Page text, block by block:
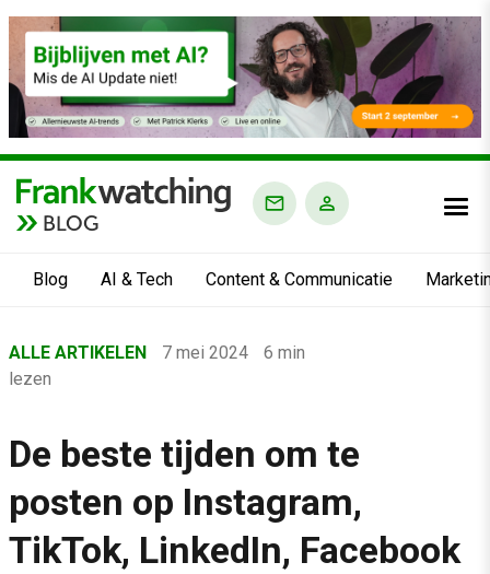
BLOG
Blog AI & Tech Content & Communicatie
›
Alle artikelen
›
De beste tijden om te posten op Instagram, TikTok, LinkedIn,
ALLE ARTIKELEN 7 mei 2024
6 min
lezen
De beste tijden om te
posten op Instagram,
TikTok, LinkedIn, Facebook